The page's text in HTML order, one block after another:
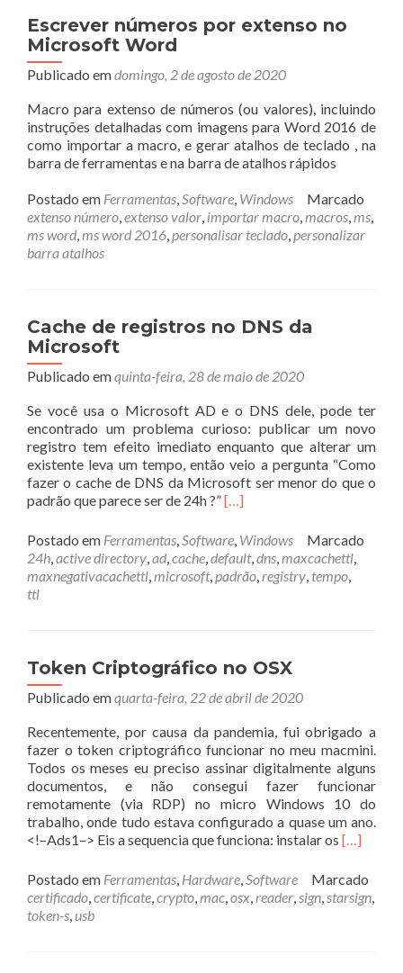
Escrever números por extenso no
Microsoft Word
Publicado emdomingo, 2 de agosto de 2020
Macro para extenso de números (ou valores), incluindo
instruções detalhadas com imagens para Word 2016 de
como importar a macro, e gerar atalhos de teclado , na
barra de ferramentas e na barra de atalhos rápidos
Postado em Ferramentas,Software, Windows
Marcado
extenso número,extenso valor, importar macro,macros,ms,
ms word,ms word 2016,personalisar teclado,personalizar
barra atalhos
Cache de registros no DNS da
Microsoft
Publicado emquinta-feira, 28 de maio de 2020
Se você usa o Microsoft AD e o DNS dele, pode ter
encontrado um problema curioso: publicar um novo
registro tem efeito imediato enquanto que alterar um
existente leva um tempo, então veio a pergunta “Como
fazer o cache de DNS da Microsoft ser menor do que o
padrão que parece ser de 24h ?”Leia
sobreCache
de
registros
[…]
Postado em Ferramentas,Software, Windows
Marcado
24h,active directory,ad,cache,default,dns,maxcachettl,
maxnegativacachettl,microsoft,padrão,registry, tempo,
ttl
Token Criptográfico no OSX
Publicado emquarta-feira, 22 de abril de 2020
Recentemente, por causa da pandemia, fui obrigado a
fazer o token criptográfico funcionar no meu macmini.
Todos os meses eu preciso assinar digitalmente alguns
documentos, e não consegui fazer funcionar
remotamente (via RDP) no micro Windows 10 do
trabalho, onde tudo estava configurado a quase um ano.
<!–Ads1–> Eis a sequencia que funciona: instalar os Leia
[…]
Postado em Ferramentas, Hardware,Software
Marcado
certificado,certificate,crypto,mac,osx,reader,sign,starsign,
token-s,usb